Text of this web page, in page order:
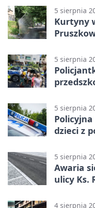
5 sierpnia
Kurtyny
5 sierpnia
5 sierpnia
dzieci z
5 sierpnia
Awaria
ulicy Ks.
4 sierpnia